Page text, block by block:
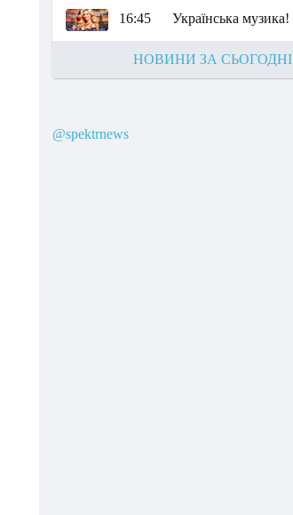
16:45 Українська музика!
НОВИНИ ЗА СЬОГОДНІ
@spektrnews